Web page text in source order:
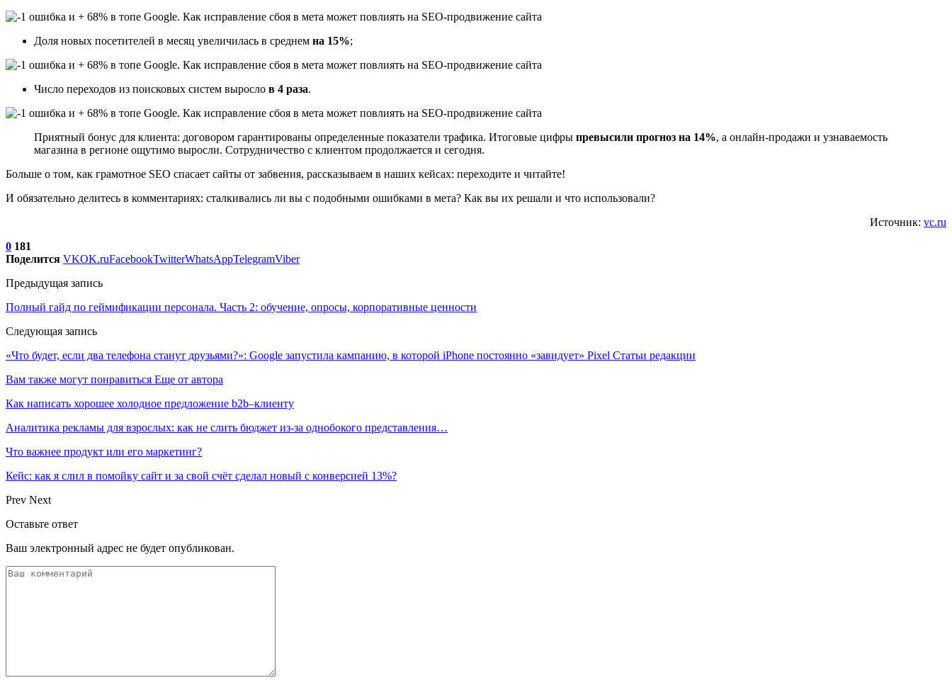
Доля новых посетителей в месяц увеличилась в среднем на 15%;
Число переходов из поисковых систем выросло в 4 раза.
Приятный бонус для клиента: договором гарантированы определенные показатели трафика. Итоговые цифры превысили прогноз на 14%, а онлайн-продажи и узнаваемость
магазина в регионе ощутимо выросли. Сотрудничество с клиентом продолжается и сегодня.
Больше о том, как грамотное SEO спасает сайты от забвения, рассказываем в наших кейсах: переходите и читайте!
И обязательно делитесь в комментариях: сталкивались ли вы с подобными ошибками в мета? Как вы их решали и что использовали?
Источник: vc.ru
0 181
Поделится VKOK.ruFacebookTwitterWhatsAppTelegramViber
Предыдущая запись
Полный гайд по геймификации персонала. Часть 2: обучение, опросы, корпоративные ценности
Следующая запись
«Что будет, если два телефона станут друзьями?»: Google запустила кампанию, в которой iPhone постоянно «завидует» Pixel Статьи редакции
Вам также могут понравиться Еще от автора
Как написать хорошее холодное предложение b2b–клиенту
Аналитика рекламы для взрослых: как не слить бюджет из-за однобокого представления…
Что важнее продукт или его маркетинг?
Кейс: как я слил в помойку сайт и за свой счёт сделал новый с конверсией 13%?
Prev Next
Оставьте ответ
Ваш электронный адрес не будет опубликован.